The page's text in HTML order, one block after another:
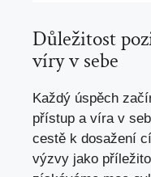
Důležitost
víry v sebe
Každý úspěch
přístup a víra v
cestě k dosažení
výzvy jako